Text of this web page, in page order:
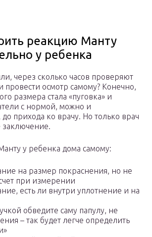
реакцию Манту
у ребенка
через сколько часов проверяют
осмотр самому? Конечно,
размера стала «пуговка» и
с нормой, можно и
до прихода ко врачу. Но только врач
заключение.
у ребенка дома самому:
на размер покраснения, но не
при измерении
есть ли внутри уплотнение и на
обведите саму папулу, не
– так будет легче определить